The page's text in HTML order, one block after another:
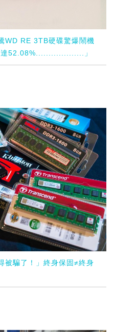
WD RE 3TB硬碟驚爆鬧機
52.08%...................」
被騙了！」終身保固≠終身